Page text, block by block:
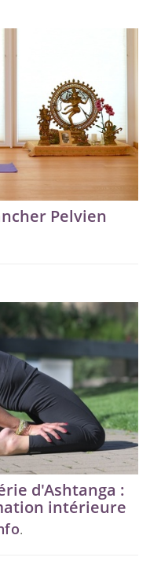
Pelvien
d'Ashtanga :
intérieure
.